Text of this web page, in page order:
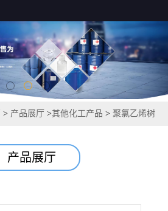
> 产品展厅 >其他化工产品 > 聚氯乙烯树
产品展厅